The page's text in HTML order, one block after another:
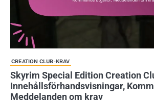
CREATION CLUB-KRAV
Skyrim Special Edition Creation
Innehållsförhandsvisningar,
Meddelanden om krav